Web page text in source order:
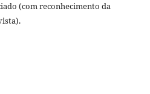
(com reconhecimento da